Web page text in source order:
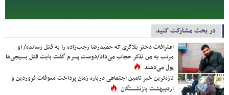
در بحث مشارکت کنید
اعترافات دختر بلاگری که حمیدرضا رجب‌زاده را به قتل رسانده/ او
مرتب به من تذکر حجاب می‌داد/دوست پسرم گفت بابت قتل بسیجی‌ها
پول می‌دهند
تازه‌ترین خبر تامین اجتماعی درباره زمان پرداخت معوقات فروردین و
اردیبهشت بازنشستگان